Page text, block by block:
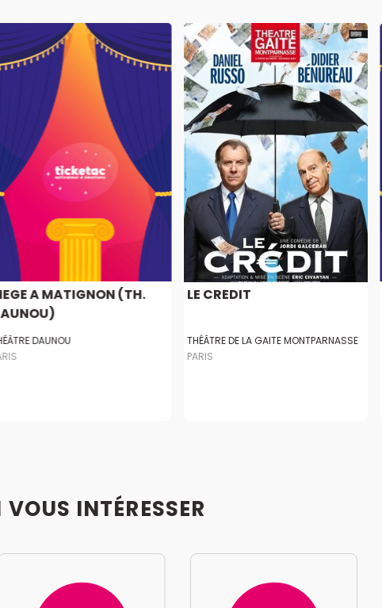
A MATIGNON (TH.
DAUNOU
LE CREDIT
THÉÂTRE DE LA GAITE MONTPARNASSE
PARIS
INTÉRESSER